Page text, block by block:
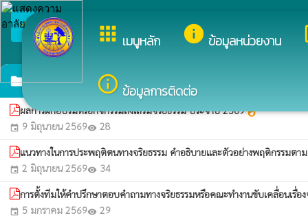
apps เมนูหลัก info ข้อมูลหน่วยงาน
info_outline ข้อมูลการติดต่อ
arrow_back_ios กลับเมนูหลัก ยินดีต้อนรับสู่เว็บไซต์ขอ
folderการขับเคลื่อนจริยธรรม
ผลการฝึกอบรมหรือกิจกรรมส่งเสริมจริยธรรม ประจำปี 2569whatshot
event 9 มิถุนายน 2569visibility 28
แนวทางในการประพฤติตนทางจริยธรรม คำอธิบายและตัวอย่างพฤติกรรมตา
event 2 มิถุนายน 2569visibility 34
การตั้งทีมให้คำปรึกษาตอบคำถามทางจริยธรรมหรือคณะทำงานขับเคลื่อนเรื่อ
event 5 มกราคม 2569visibility 29